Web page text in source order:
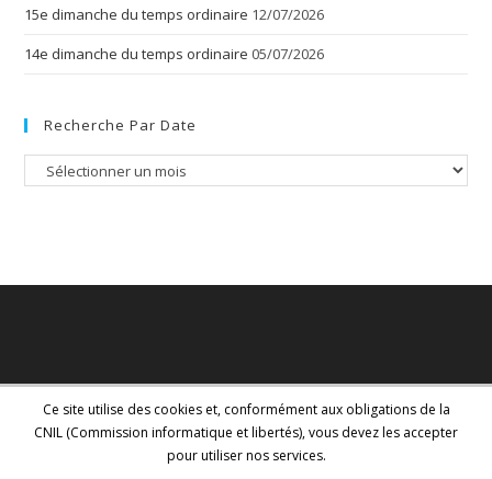
15e dimanche du temps ordinaire 12/07/2026
14e dimanche du temps ordinaire 05/07/2026
Recherche Par Date
Recherche
Ce site utilise des cookies et, conformément aux obligations de la
CNIL (Commission informatique et libertés), vous devez les accepter
pour utiliser nos services.